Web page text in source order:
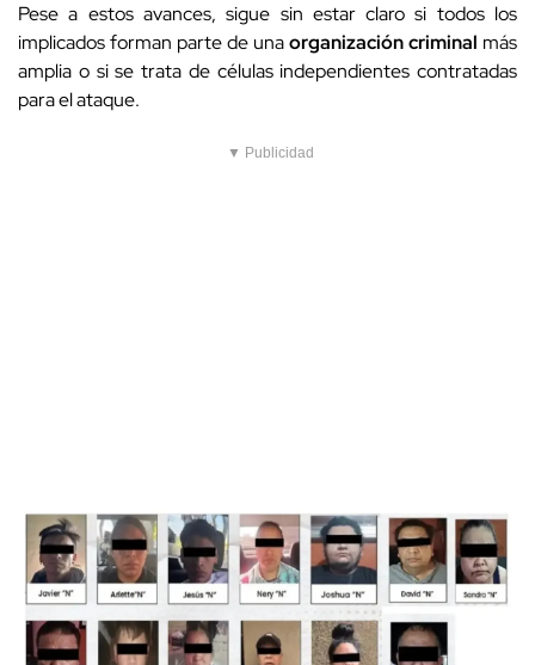
Pese a estos avances, sigue sin estar claro si todos los
implicados forman parte de unaorganización criminal más
amplia o si se trata de células independientes contratadas
para el ataque.
▼ Publicidad